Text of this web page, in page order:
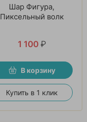
Шар Фигура,
Пиксельный волк
1 100 ₽
В корзину
Купить в 1 клик